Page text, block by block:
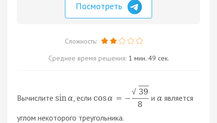
Посмотреть
Сложность:
Среднее время решения: 1 мин. 49 сек.
Вычислите sin α, если cosα = −
√ 39
8
и αявляется
углом некоторого треугольника.